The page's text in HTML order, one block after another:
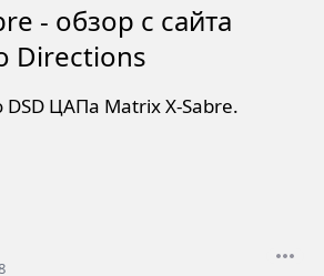
- обзор с сайта
Directions
ЦАПа Matrix X-Sabre.